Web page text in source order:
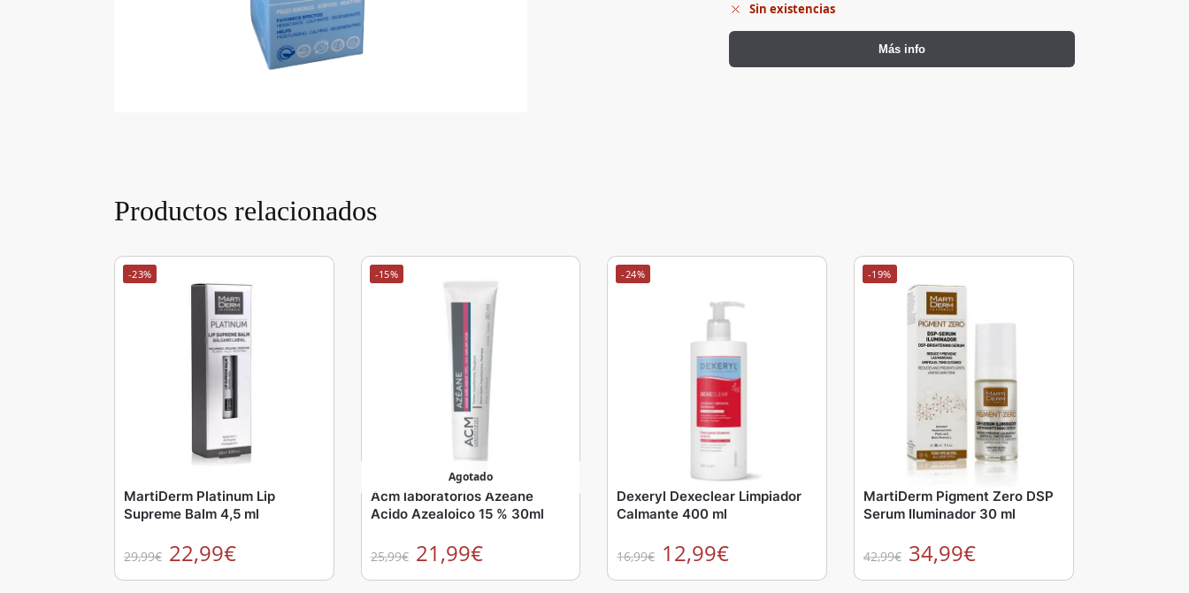
Sin existencias
Más info
Productos relacionados
-23%
MartiDerm Platinum Lip
Supreme Balm 4,5 ml
29,99€ 22,99€
-15%
Agotado
Acm laboratorios Azeane
Acido Azealoico 15 % 30ml
25,99€ 21,99€
-24%
Dexeryl Dexeclear Limpiador
Calmante 400 ml
16,99€ 12,99€
-19%
MartiDerm Pigment Zero DSP
Serum Iluminador 30 ml
42,99€ 34,99€